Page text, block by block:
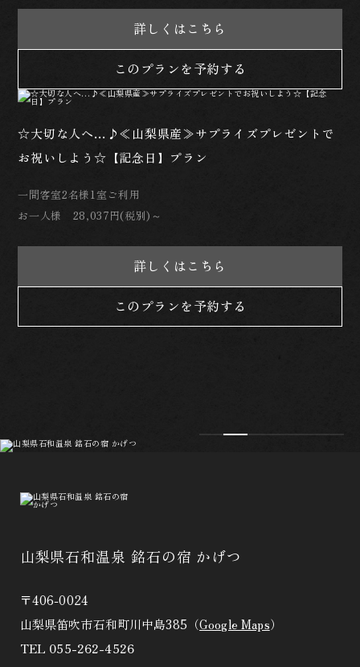
詳しくはこちら
このプランを予約する
☆大切な人へ…♪≪山梨県産≫サプライズプレゼントで
お祝いしよう☆【記念日】プラン
一間客室2名様1室ご利用
お一人様 28,037円(税別)～
詳しくはこちら
このプランを予約する
山梨県石和温泉 銘石の宿 かげつ
〒406-0024
山梨県笛吹市石和町川中島385（Google Maps）
TEL 055-262-4526